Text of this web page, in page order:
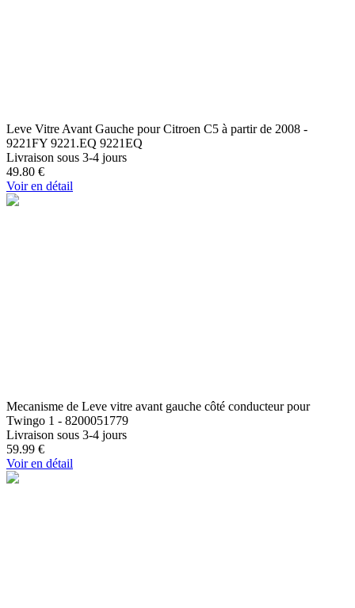
Leve Vitre Avant Gauche pour Citroen C5 à partir de 2008 -
9221FY 9221.EQ 9221EQ
Livraison sous 3-4 jours
49.80 €
Voir en détail
Mecanisme de Leve vitre avant gauche côté conducteur pour
Twingo 1 - 8200051779
Livraison sous 3-4 jours
59.99 €
Voir en détail